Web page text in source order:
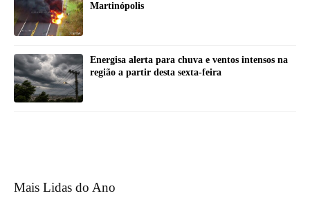
Martinópolis
Energisa alerta para chuva e ventos intensos na
região a partir desta sexta-feira
Mais Lidas do Ano